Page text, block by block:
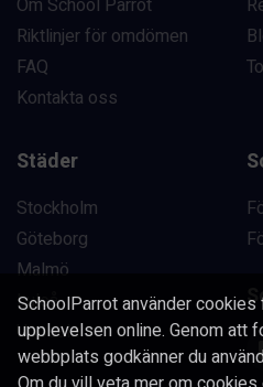
Om School Parrot
Riktlinjer för omdömen
FAQ
Kontakta oss
Städer
Stockholm
Göteborg
Malmö
Luleå
Uppsala
SchoolParrot använder
upplevelsen online. Genom att
webbplats godkänner du